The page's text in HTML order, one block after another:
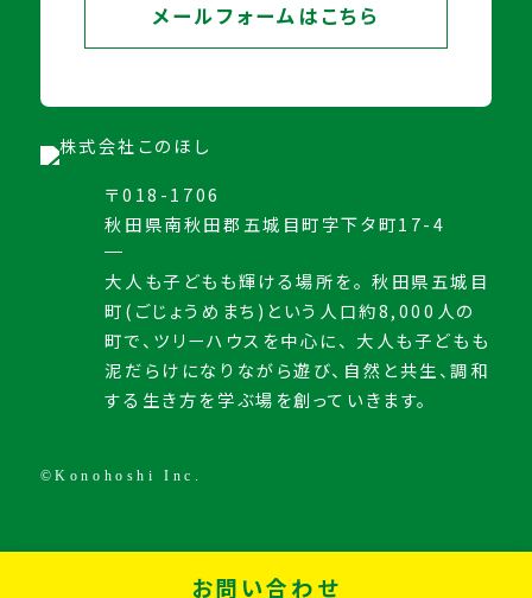
お問い合わせ
〒018-1706
秋田県南秋田郡五城目町字下タ町17-4
大人も子どもも輝ける場所を。 秋田県五城目
町(ごじょうめまち)という人口約8,000人の
町で、ツリーハウスを中心に、 大人も子どもも
泥だらけになりながら遊び、自然と共生、調和
する生き方を学ぶ場を創っていきます。
メールフォームはこちら
©Konohoshi Inc.